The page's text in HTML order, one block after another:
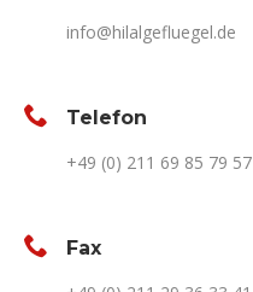
info@hilalgefluegel.de
Telefon
+49 (0) 211 69 85 79 57
Fax